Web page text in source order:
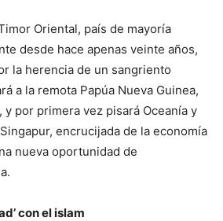
Oriental, país de mayoría
desde hace apenas veinte años,
la herencia de un sangriento
a la remota Papúa Nueva Guinea,
por primera vez pisará Oceanía y
encrucijada de la economía
nueva oportunidad de
con el islam